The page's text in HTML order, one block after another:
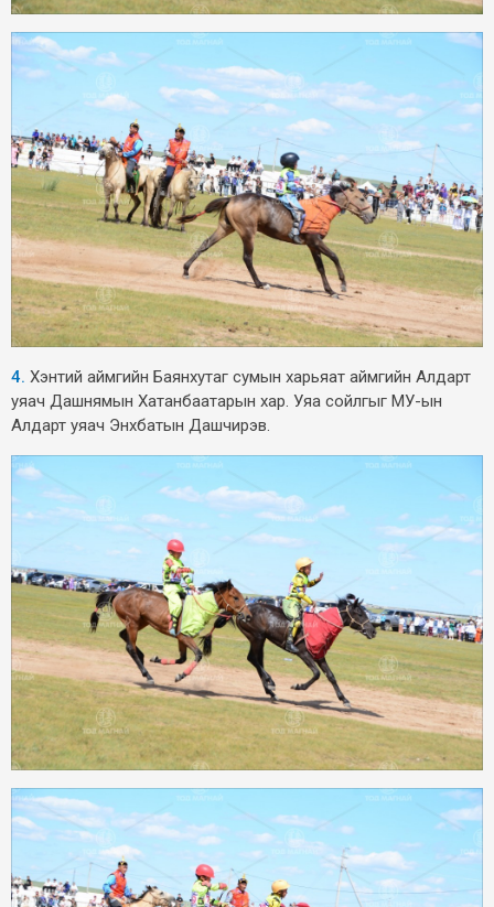
4. Хэнтий аймгийн Баянхутаг сумын харьяат аймгийн Алдарт
уяач Дашнямын Хатанбаатарын хар. Уяа сойлгыг МУ-ын
Алдарт уяач Энхбатын Дашчирэв.